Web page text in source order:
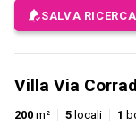
SALVA RICERCA
Villa Via
200 m² 5 locali 1